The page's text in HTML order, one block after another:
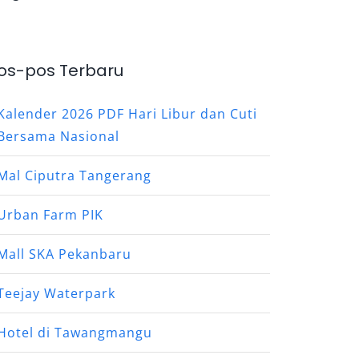
pos Terbaru
2026 PDF Hari Libur dan Cuti
Nasional
Ciputra Tangerang
Farm PIK
SKA Pekanbaru
Waterpark
di Tawangmangu